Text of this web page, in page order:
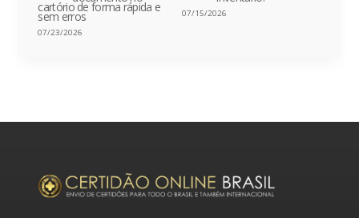
cartório de forma rápida e
sem erros
07/23/2026
07/15/2026